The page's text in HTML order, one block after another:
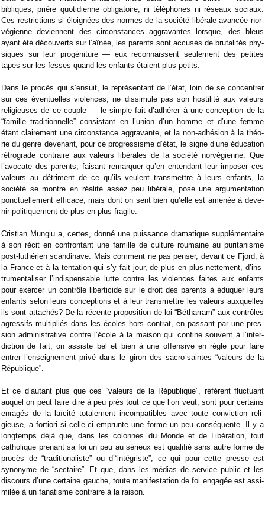
bibliques, prière quo­ti­dienne obli­ga­toire, ni télé­phones ni réseaux sociaux.
Ces res­tric­tions si éloi­gnées des normes de la société libé­rale avan­cée nor­
vé­gienne deviennent des cir­cons­tances aggra­vantes lorsque, des bleus
ayant été décou­verts sur l’aînée, les parents sont accu­sés de bru­ta­li­tés phy­
siques sur leur pro­gé­ni­ture — eux recon­naissent seule­ment des petites
tapes sur les fesses quand les enfants étaient plus petits.
Dans le pro­cès qui s’ensuit, le repré­sen­tant de l’état, loin de se concen­trer
sur ces éven­tuelles vio­lences, ne dis­si­mule pas son hos­ti­lité aux valeurs
reli­gieuses de ce couple — le simple fait d’adhé­rer à une concep­tion de la
“famille tra­di­tion­nelle” consis­tant en l’union d’un homme et d’une femme
étant clai­re­ment une cir­cons­tance aggra­vante, et la non-ad­hé­sion à la théo­
rie du genre deve­nant, pour ce pro­gres­sisme d’état, le signe d’une édu­ca­tion
rétro­grade contraire aux valeurs libé­rales de la société nor­vé­gienne. Que
l’avo­cate des parents, fai­sant remar­quer qu’en enten­dant leur impo­ser ces
valeurs au détri­ment de ce qu’ils veulent trans­mettre à leurs enfants, la
société se montre en réa­lité assez peu libé­rale, pose une argu­men­ta­tion
ponc­tuel­le­ment effi­cace, mais dont on sent bien qu’elle est ame­née à deve­
nir poli­ti­que­ment de plus en plus fra­gile.
Cris­tian Mun­giu a, certes, donné une puis­sance dra­ma­tique sup­plé­men­taire
à son récit en confron­tant une famille de culture rou­maine au puri­ta­nisme
post-luthé­rien scan­di­nave. Mais com­ment ne pas pen­ser, devant ce Fjord, à
la France et à la ten­ta­tion qui s’y fait jour, de plus en plus net­te­ment, d’ins­
tru­men­ta­li­ser l’indis­pen­sable lutte contre les vio­lences faites aux enfants
pour exer­cer un contrôle liber­ti­cide sur le droit des parents à édu­quer leurs
enfants selon leurs concep­tions et à leur trans­mettre les valeurs aux­quelles
ils sont atta­chés? De la récente pro­po­si­tion de loi “Béthar­ram” aux contrôles
agres­sifs mul­ti­pliés dans les écoles hors contrat, en pas­sant par une pres­
sion admi­nis­tra­tive contre l’école à la mai­son qui confine sou­vent à l’inter­
dic­tion de fait, on assiste bel et bien à une offen­sive en règle pour faire
entrer l’ensei­gne­ment privé dans le giron des sacro­-saintes “valeurs de la
Répu­blique”.
Et ce d’autant plus que ces “valeurs de la Répu­blique”, réfé­rent fluc­tuant
auquel on peut faire dire à peu près tout ce que l’on veut, sont pour cer­tains
enra­gés de la laï­cité tota­le­ment incom­pa­tibles avec toute convic­tion reli­
gieuse, a for­tiori si celle-ci emprunte une forme un peu consé­quente. Il y a
long­temps déjà que, dans les colonnes du Monde et de Libé­ra­tion, tout
catho­lique pre­nant sa foi un peu au sérieux est qua­li­fié sans autre forme de
pro­cès de “tra­di­tio­na­liste” ou d’“inté­griste”, ce qui pour cette presse est
syno­nyme de “sec­taire”. Et que, dans les médias de ser­vice public et les
dis­cours d’une cer­taine gauche, toute mani­fes­ta­tion de foi enga­gée est assi­
mi­lée à un fana­tisme contraire à la rai­son.